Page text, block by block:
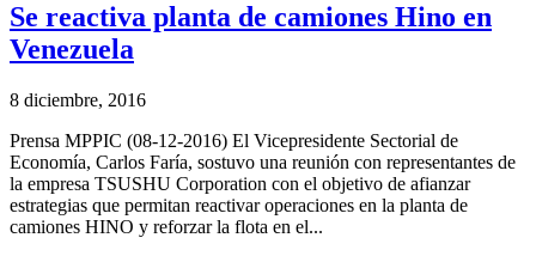
Se reactiva planta de camiones Hino en
Venezuela
8 diciembre, 2016
Prensa MPPIC (08-12-2016) El Vicepresidente Sectorial de
Economía, Carlos Faría, sostuvo una reunión con representantes de
la empresa TSUSHU Corporation con el objetivo de afianzar
estrategias que permitan reactivar operaciones en la planta de
camiones HINO y reforzar la flota en el...